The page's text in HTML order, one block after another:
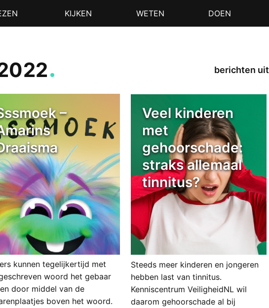
KIJKEN WETEN DOEN
berichten uit
–
kunnen tegelijkertijd met
woord het gebaar
door middel van de
boven het woord.
Veel kinderen
met
gehoorschade:
straks allemaal
tinnitus?
Steeds meer kinderen en jongeren
hebben last van tinnitus.
Kenniscentrum VeiligheidNL wil
daarom gehoorschade al bij